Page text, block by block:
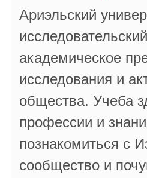
Ариэльский
академическое
исследования и
общества. Учеба
профессии и
познакомиться с
сообщество и